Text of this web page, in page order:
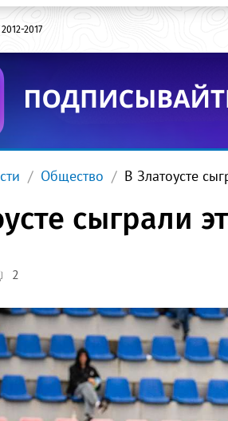
2012-2017
Общество В Златоусте
сыграли
2